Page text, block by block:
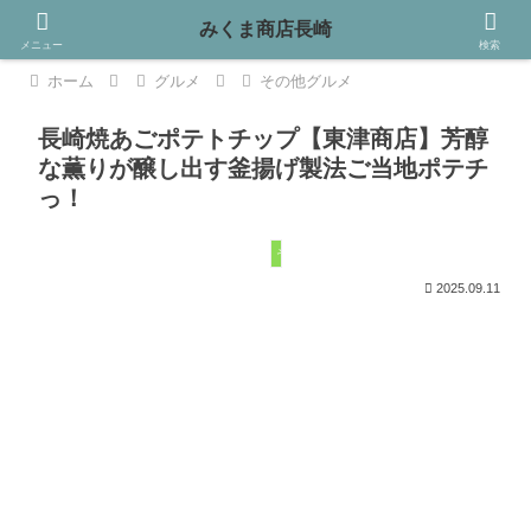
ホーム グルメ その他グルメ
長崎焼あごポテトチップ【東津商店】芳醇
な薫りが醸し出す釜揚げ製法ご当地ポテチ
っ！
その他グルメ
2025.09.11
メニュー
みくま商店長崎
検索